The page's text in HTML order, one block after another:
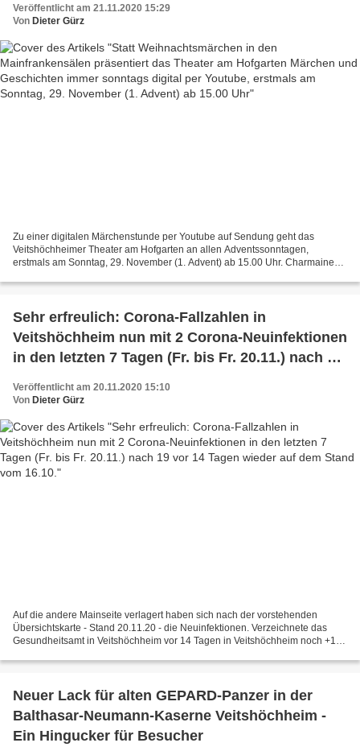
Sonntag, 29. November (1. Advent) ab 15.00 Uhr
Veröffentlicht am 21.11.2020 15:29
Von Dieter Gürz
Zu einer digitalen Märchenstunde per Youtube auf Sendung geht das
Veitshöchheimer Theater am Hofgarten an allen Adventssonntagen,
erstmals am Sonntag, 29. November (1. Advent) ab 15.00 Uhr. Charmaine
Sehr erfreulich: Corona-Fallzahlen in
Veitshöchheim nun mit 2 Corona-Neuinfektionen
in den letzten 7 Tagen (Fr. bis Fr. 20.11.) nach 19
Veröffentlicht am 20.11.2020 15:10
Von Dieter Gürz
Auf die andere Mainseite verlagert haben sich nach der vorstehenden
Übersichtskarte - Stand 20.11.20 - die Neuinfektionen. Verzeichnete das
Gesundheitsamt in Veitshöchheim vor 14 Tagen in Veitshöchheim noch +19
Neuer Lack für alten GEPARD-Panzer in der
Balthasar-Neumann-Kaserne Veitshöchheim -
Ein Hingucker für Besucher